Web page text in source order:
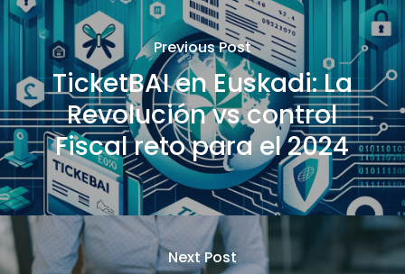
Previous Post
TicketBAI en Euskadi: La
Revolución vs control
Fiscal reto para el 2024
Next Post